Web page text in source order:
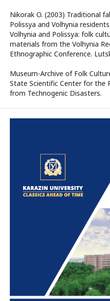
Nikorak O. (2003) Traditional
Polissya and Volhynia
Volhynia and Polissya: folk
materials from the Volhynia
Ethnographic Conference.
Museum-Archive of Folk
State Scientific Center for the
from Technogenic Disasters.